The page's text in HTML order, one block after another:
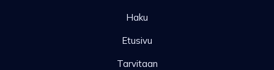
Haku
Etusivu
Tarvitaan